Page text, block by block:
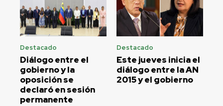
Destacado
Diálogo entre el
gobierno y la
oposición se
declaró en sesión
permanente
Destacado
Este jueves inicia el
diálogo entre la AN
2015 y el gobierno